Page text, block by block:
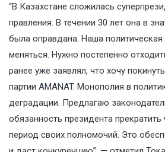
“В Казахстане сложилась
правления. В течении 30 лет она в
была оправдана. Наша
меняться. Нужно постепенно
ранее уже заявлял, что хочу
партии AMANAT. Монополия в
деградации. Предлагаю
обязанность президента прекратить
период своих полномочий. Это